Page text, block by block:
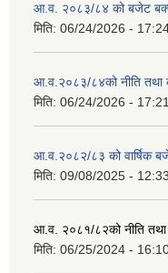
आ.व. २०८३/८४ को बजेट
मिति: 06/24/2026 -
आ.व.२०८३/८४को नीति तथा
मिति: 06/24/2026 - 17:21
आ.व.२०८२/८३ को वार्षिक
मिति: 09/08/2025 - 12:33
आ.व. २०८१/८२को नीति तथा
मिति: 06/25/2024 -